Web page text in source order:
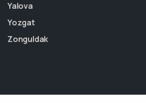
Yalova
Yozgat
Zonguldak